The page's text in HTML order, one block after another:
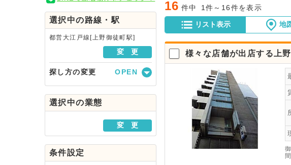
選択中の路線・駅
都営大江戸線[上野御徒町駅]
変 更
探し方の変更
駅・路線から探す
地域から探す
選択中の業態
変 更
条件設定
16 件中 1件～16件を表示
リスト表示 地
様々な店舗が出店する上